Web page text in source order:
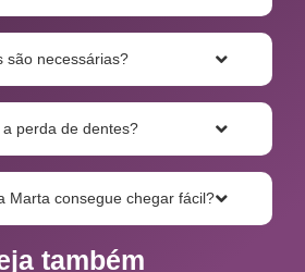
são necessárias?
perda de dentes?
Marta consegue chegar fácil?
também